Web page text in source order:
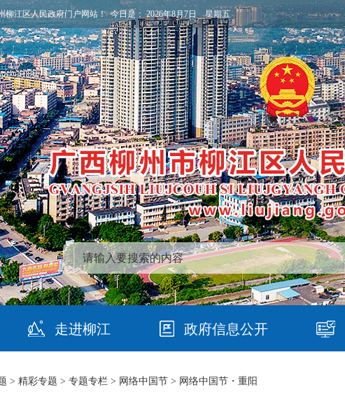
柳江区人民政府门户网站！ 今日是：2026年8月7日 星期五
走进柳江 政府信息公开
> 精彩专题 > 专题专栏 > 网络中国节 > 网络中国节・重阳